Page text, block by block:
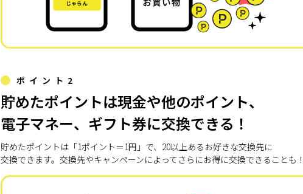
ポイント2
貯めたポイントは現金や他のポイント、
電子マネー、ギフト券に交換できる！
貯めたポイントは「1ポイント＝1円」で、20以上あるお好きな交換先に
交換できます。交換先やキャンペーンによってさらにお得に交換できることも